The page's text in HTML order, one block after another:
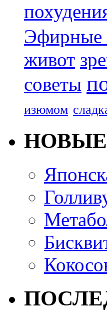
Эфирные
живот
советы
изюмом